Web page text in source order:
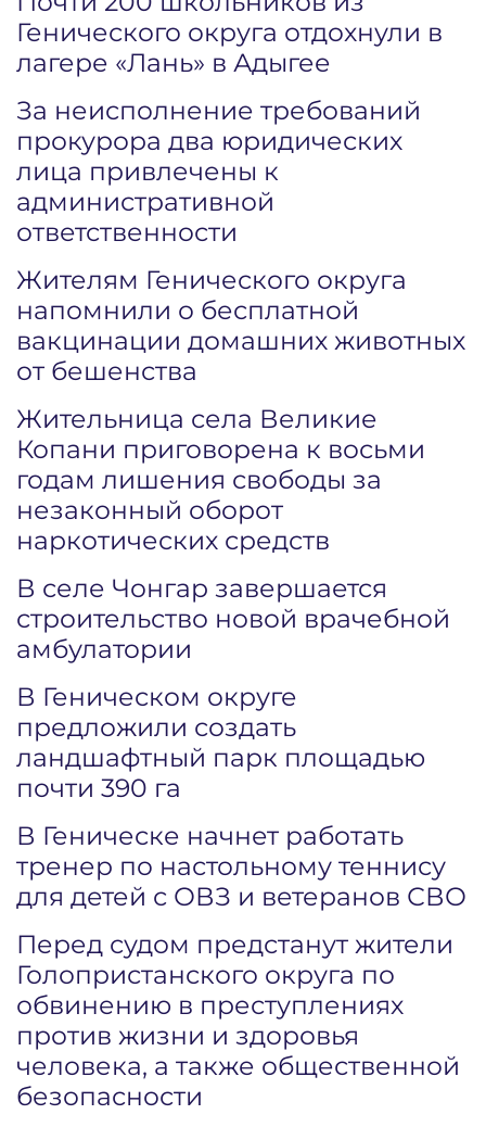
Генического округа отдохнули в
лагере «Лань» в Адыгее
За неисполнение требований
прокурора два юридических
лица привлечены к
административной
ответственности
Жителям Генического округа
напомнили о бесплатной
вакцинации домашних животных
от бешенства
Жительница села Великие
Копани приговорена к восьми
годам лишения свободы за
незаконный оборот
наркотических средств
В селе Чонгар завершается
строительство новой врачебной
амбулатории
В Геническом округе
предложили создать
ландшафтный парк площадью
почти 390 га
В Геническе начнет работать
тренер по настольному теннису
для детей с ОВЗ и ветеранов СВО
Перед судом предстанут жители
Голопристанского округа по
обвинению в преступлениях
против жизни и здоровья
человека, а также общественной
безопасности